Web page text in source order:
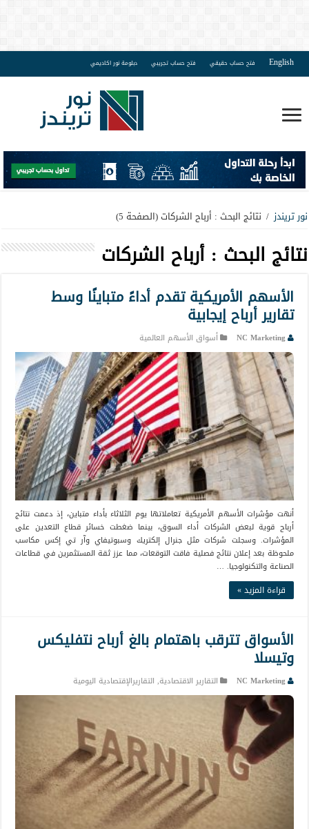
English فتح حساب حقيقي فتح حساب تجريبي دبلومة نور اكاديمي
نور تريندز / نتائج البحث : أرباح الشركات(الصفحة 5)
نتائج البحث :أرباح الشركات
الأسهم الأمريكية تقدم أداءً متباينًا وسط
تقارير أرباح إيجابية
NC Marketing أسواق الأسهم العالمية
أنهت مؤشرات الأسهم الأمريكية تعاملاتها يوم الثلاثاء بأداء متباين، إذ دعمت نتائج
أرباح قوية لبعض الشركات أداء السوق، بينما ضغطت خسائر قطاع التعدين على
المؤشرات. وسجلت شركات مثل جنرال إلكتريك وسبوتيفاي وآر تي إكس مكاسب
ملحوظة بعد إعلان نتائج فصلية فاقت التوقعات، مما عزز ثقة المستثمرين في قطاعات
الصناعة والتكنولوجيا. …
قراءة المزيد »
الأسواق تترقب باهتمام بالغ أرباح نتفليكس
وتيسلا
NC Marketing التقارير الاقتصادية, التقاريرالإقتصادية اليومية